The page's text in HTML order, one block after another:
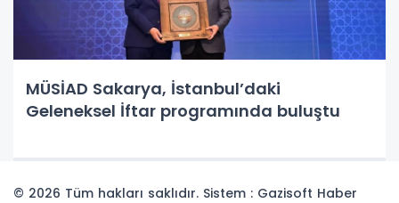
MÜSİAD Sakarya, İstanbul’daki
Geleneksel İftar programında buluştu
© 2026 Tüm hakları saklıdır. Sistem : Gazisoft Haber